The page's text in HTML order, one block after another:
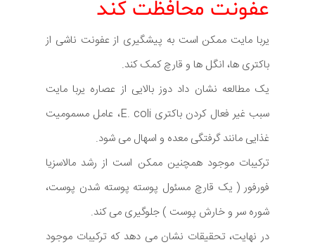
عفونت محافظت کند
یربا مایت ممکن است به پیشگیری از عفونت ناشی از
باکتری ها، انگل ها و قارچ کمک کند.
یک مطالعه نشان داد دوز بالایی از عصاره یربا مایت
سبب غیر فعال کردن باکتری E. coli، عامل مسمومیت
غذایی مانند گرفتگی معده و اسهال می شود.
ترکیبات موجود همچنین ممکن است از رشد مالاسزیا
فورفور ( یک قارچ مسئول پوسته پوسته شدن پوست،
شوره سر و خارش پوست ) جلوگیری می کند.
در نهایت، تحقیقات نشان می دهد که ترکیبات موجود